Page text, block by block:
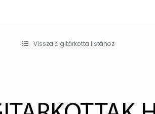
Vissza a gitárkotta listához